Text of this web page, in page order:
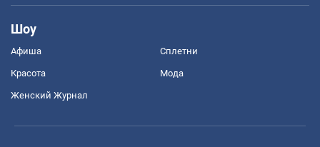
Шоу
Афиша Сплетни
Красота Мода
Женский Журнал